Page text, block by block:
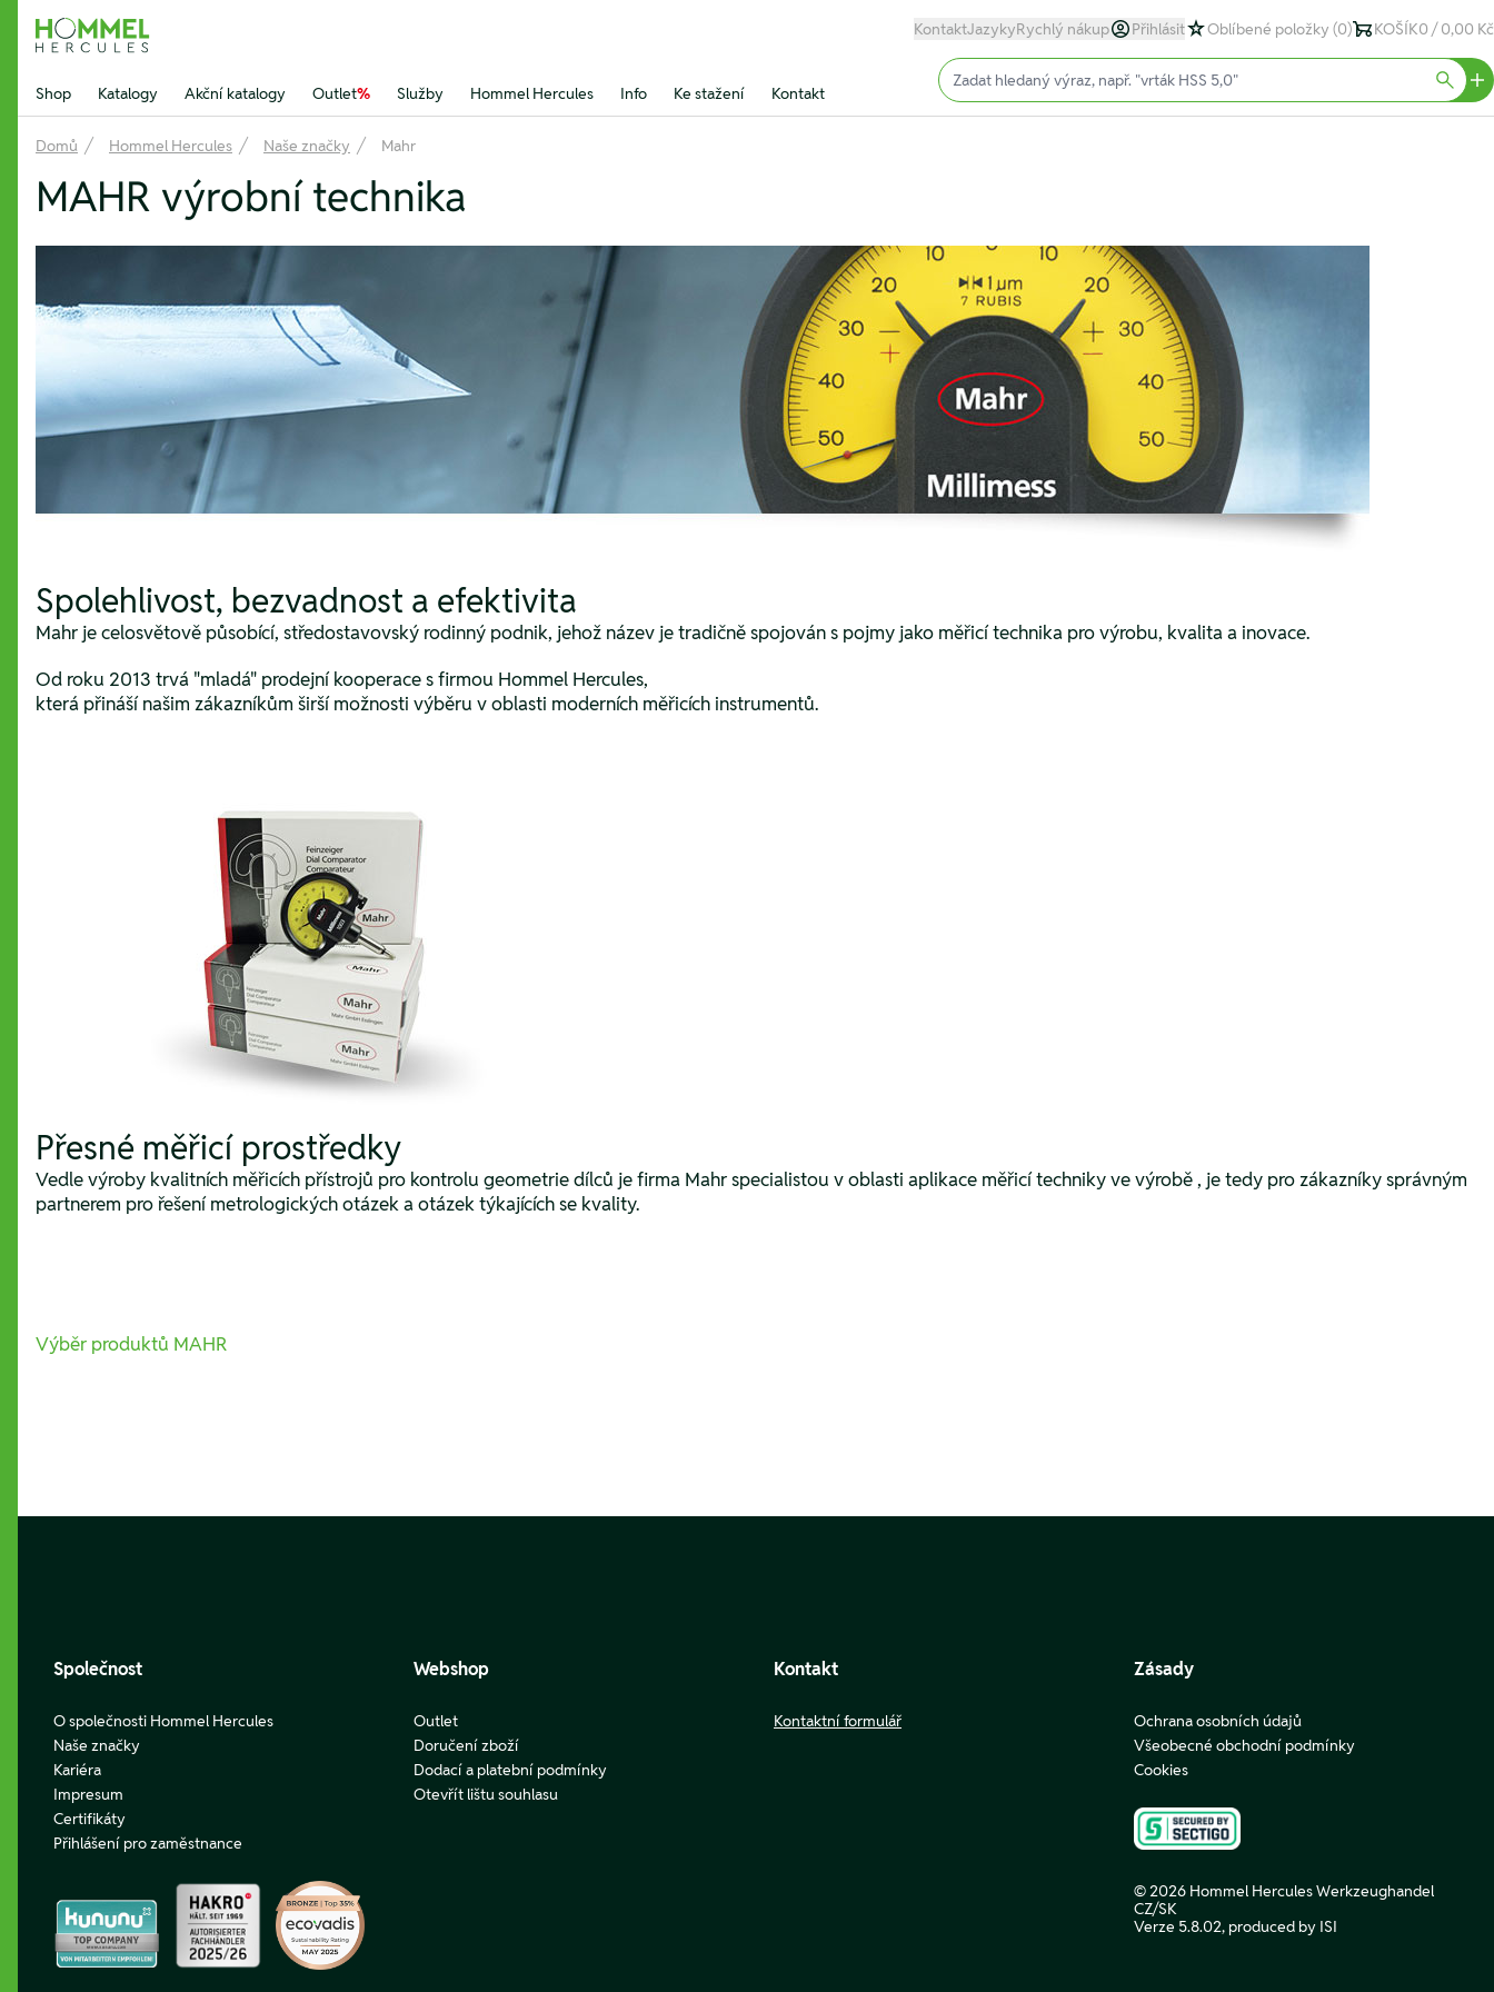
Hommel Hercules
KontaktJazykyRychlý nákup Přihlásit Oblíbené položky (0) KOŠÍK0 / 0,00 Kč
Shop Katalogy Akční katalogy Outlet% Služby Hommel Hercules Info Ke stažení Kontakt
Input (text)
Domů Hommel Hercules Naše značky Mahr
MAHR výrobní technika
Spolehlivost, bezvadnost a efektivita
Mahr je celosvětově působící, středostavovský rodinný podnik, jehož název je tradičně spojován s pojmy jako měřicí technika pro výrobu, kvalita a inovace.
Od roku 2013 trvá "mladá" prodejní kooperace s firmou Hommel Hercules,
která přináší našim zákazníkům širší možnosti výběru v oblasti moderních měřicích instrumentů.
Přesné měřicí prostředky
Vedle výroby kvalitních měřicích přístrojů pro kontrolu geometrie dílců je firma Mahr specialistou v oblasti aplikace měřicí techniky ve výrobě , je tedy pro zákazníky správným
partnerem pro řešení metrologických otázek a otázek týkajících se kvality.
Výběr produktů MAHR
Společnost
O společnosti Hommel Hercules
Naše značky
Kariéra
Impresum
Certifikáty
Přihlášení pro zaměstnance
Webshop
Outlet
Doručení zboží
Dodací a platební podmínky
Otevřít lištu souhlasu
Kontakt
Kontaktní formulář
Zásady
Ochrana osobních údajů
Všeobecné obchodní podmínky
Cookies
© 2026 Hommel Hercules Werkzeughandel
CZ/SK
Verze 5.8.02, produced by ISI